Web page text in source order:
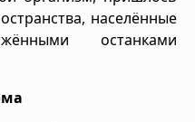
населённые
останками